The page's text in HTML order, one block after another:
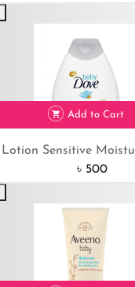
Add to Cart
Lotion Sensitive
৳ 500